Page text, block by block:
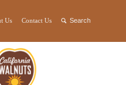
Us Contact Us